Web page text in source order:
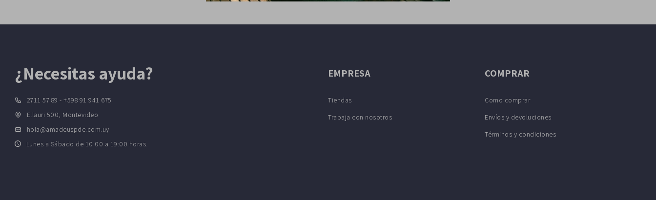
¿Necesitas ayuda?
2711 57 89 - +598 91 941 675
Ellauri 500, Montevideo
hola@amadeuspde.com.uy
Lunes a Sábado de 10:00 a 19:00 horas.
EMPRESA
Tiendas
Trabaja con nosotros
COMPRAR
Como comprar
Envíos y devoluciones
Términos y condiciones